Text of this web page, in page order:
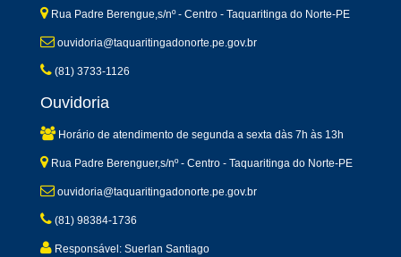
Rua Padre Berengue,s/nº - Centro - Taquaritinga do Norte-PE
ouvidoria@taquaritingadonorte.pe.gov.br
(81) 3733-1126
Ouvidoria
Horário de atendimento de segunda a sexta dàs 7h às 13h
Rua Padre Berenguer,s/nº - Centro - Taquaritinga do Norte-PE
ouvidoria@taquaritingadonorte.pe.gov.br
(81) 98384-1736
Responsável: Suerlan Santiago